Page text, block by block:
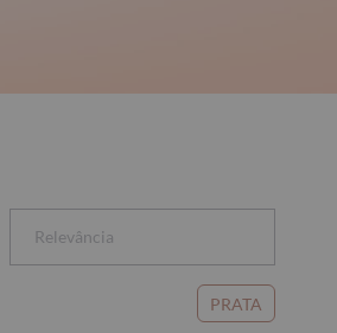
Relevância
PRATA